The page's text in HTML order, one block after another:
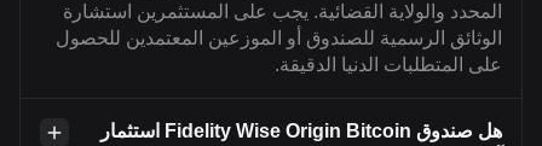
المحدد والولاية القضائية. يجب على المستثمرين استشارة
الوثائق الرسمية للصندوق أو الموزعين المعتمدين للحصول
على المتطلبات الدنيا الدقيقة.
هل صندوق Fidelity Wise Origin Bitcoin استثمار